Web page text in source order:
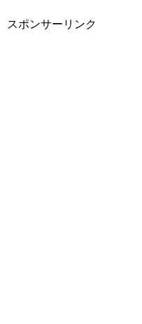
スポンサーリンク